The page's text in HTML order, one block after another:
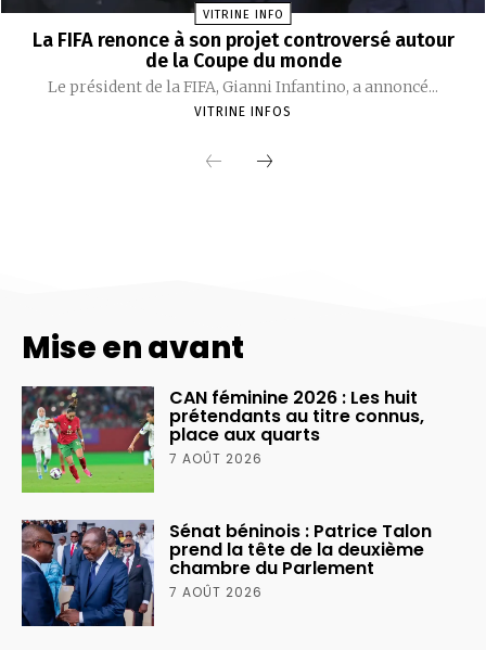
Mise en avant
CAN féminine 2026 : Les huit
prétendants au titre connus,
place aux quarts
7 AOÛT 2026
Sénat béninois : Patrice Talon
prend la tête de la deuxième
chambre du Parlement
7 AOÛT 2026